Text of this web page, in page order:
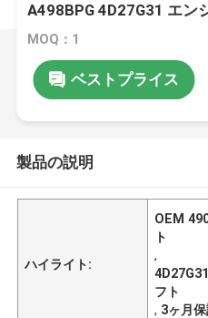
A498BPG 4D27G31 エン
アイドルギヤシャフト、3
MOQ：1
ベストプライス
製品の説明
ハイライト:
OEM
ト
,
フト
, 3ヶ月